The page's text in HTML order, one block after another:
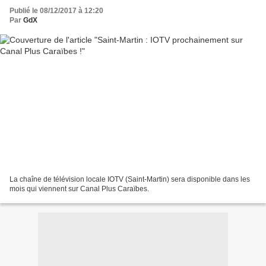
Publié le 08/12/2017 à 12:20
Par GdX
La chaîne de télévision locale IOTV (Saint-Martin) sera disponible dans les
mois qui viennent sur Canal Plus Caraïbes.